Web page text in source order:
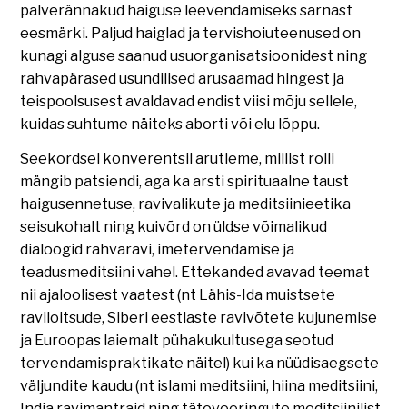
palverännakud haiguse leevendamiseks sarnast
eesmärki. Paljud haiglad ja tervishoiuteenused on
kunagi alguse saanud usuorganisatsioonidest ning
rahvapärased usundilised arusaamad hingest ja
teispoolsusest avaldavad endist viisi mõju sellele,
kuidas suhtume näiteks aborti või elu lõppu.
Seekordsel konverentsil arutleme, millist rolli
mängib patsiendi, aga ka arsti spirituaalne taust
haigusennetuse, ravivalikute ja meditsiinieetika
seisukohalt ning kuivõrd on üldse võimalikud
dialoogid rahvaravi, imetervendamise ja
teadusmeditsiini vahel. Ettekanded avavad teemat
nii ajaloolisest vaatest (nt Lähis-Ida muistsete
raviloitsude, Siberi eestlaste ravivõtete kujunemise
ja Euroopas laiemalt pühakukultusega seotud
tervendamispraktikate näitel) kui ka nüüdisaegsete
väljundite kaudu (nt islami meditsiini, hiina meditsiini,